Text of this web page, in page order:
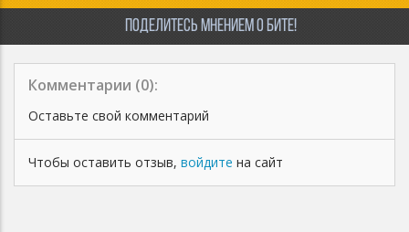
ПОДЕЛИТЕСЬ МНЕНИЕМ О БИТЕ!
Комментарии (0):
Оставьте свой комментарий
Чтобы оставить отзыв, войдите на сайт